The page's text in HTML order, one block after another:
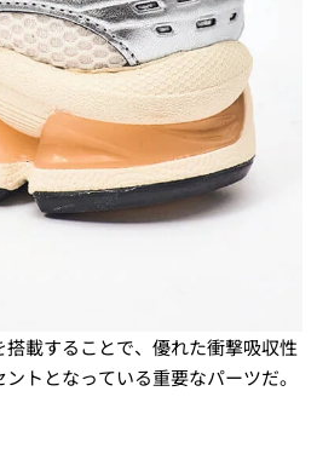
載することで、優れた衝撃吸収性
トとなっている重要なパーツだ。